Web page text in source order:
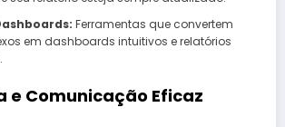
Ferramentas que convertem
em dashboards intuitivos e relatórios
e Comunicação Eficaz